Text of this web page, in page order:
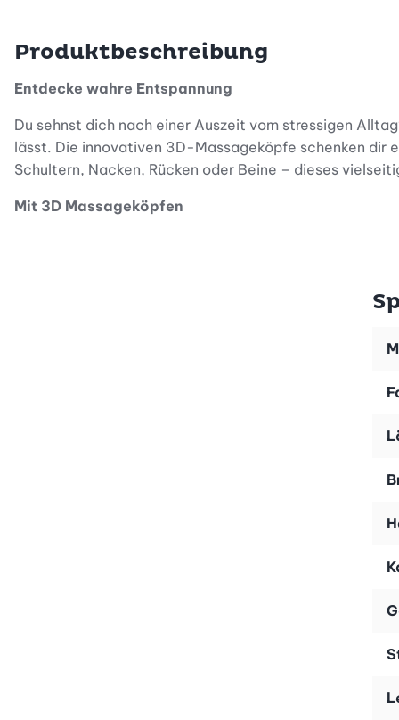
Produktbeschreibung
Entdecke wahre Entspannung
Du sehnst dich nach einer Auszeit vom stressigen
lässt. Die innovativen 3D-Massageköpfe schenken dir
Schultern, Nacken, Rücken oder Beine – dieses
Mit 3D Massageköpfen
Die integrierte Licht- und Wärmefunktion ist ein
ist. Dank der praktischen Haltegriffe kannst du die